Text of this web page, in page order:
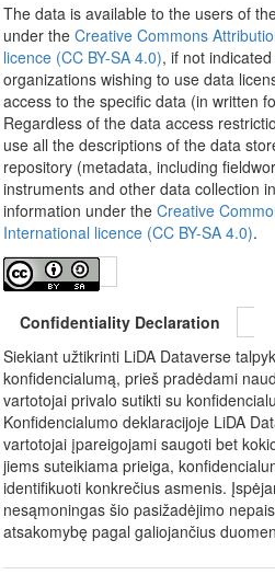
The data is available to the users of
under the Creative Commons
licence (CC BY-SA 4.0), if not
organizations wishing to use data
access to the specific data (in written
Regardless of the data access
use all the descriptions of the data
repository (metadata, including
instruments and other data collection
information under the Creative
International licence (CC BY-SA 4.0).
Confidentiality Declaration
Siekiant užtikrinti LiDA Dataverse
konfidencialumą, prieš pradėdami
vartotojai privalo sutikti su
Konfidencialumo deklaracijoje LiDA
vartotojai įpareigojami saugoti bet
jiems suteikiama prieiga,
identifikuoti konkrečius asmenis.
nesąmoningas šio pasižadėjimo
atsakomybę pagal galiojančius